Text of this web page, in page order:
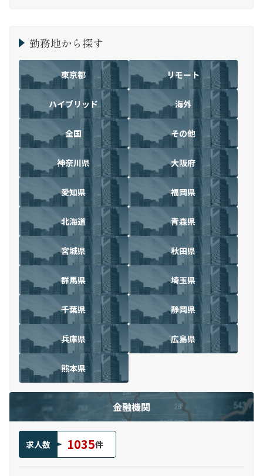
勤務地から探す
東京都 リモート
ハイブリッド 海外
全国 その他
神奈川県 大阪府
愛知県 福岡県
北海道 青森県
宮城県 秋田県
群馬県 埼玉県
千葉県 静岡県
兵庫県 広島県
熊本県
金融機関
求人数 1035件